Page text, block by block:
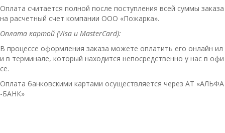
Оплата считается полной после поступления всей суммы заказа
на расчетный счет компании ООО «Пожарка».
Оплата картой (Visa и MasterCard):
В процессе оформления заказа можете оплатить его онлайн ил
и в терминале, который находится непосредственно у нас в офи
се.
Оплата банковскими картами осуществляется через АТ «АЛЬФА
-БАНК»